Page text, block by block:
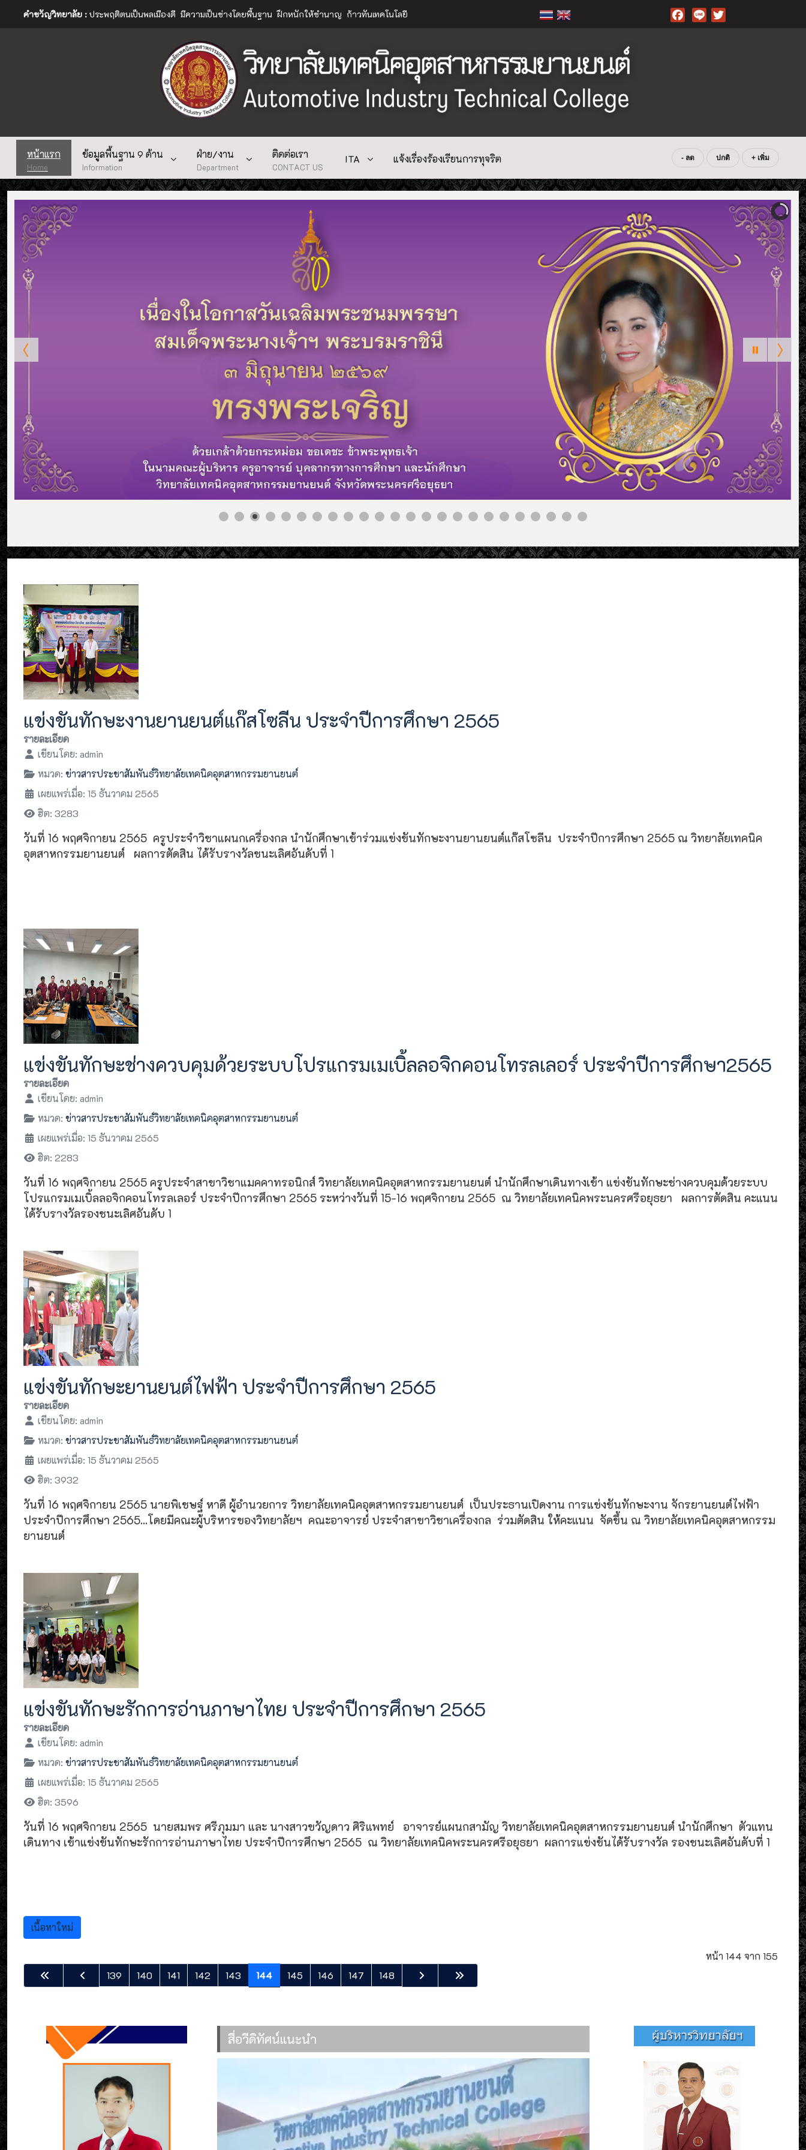
คำขวัญวิทยาลัย : ประพฤติตนเป็นพลเมืองดี มีความเป็นช่างโดยพื้นฐาน ฝึกหนักให้ชำนาญ ก้าวทันเทคโนโลยี
หน้าแรก
Home
ข้อมูลพื้นฐาน 9 ด้าน
Information
ฝ่าย/งาน
Department
ติดต่อเรา
CONTACT US
ITA แจ้งเรื่องร้องเรียนการทุจริต - ลด ปกติ + เพิ่ม
แข่งขันทักษะงานยานยนต์แก๊สโซลีน ประจำปีการศึกษา 2565
รายละเอียด
เขียนโดย: admin
หมวด: ข่าวสารประชาสัมพันธ์วิทยาลัยเทคนิคอุตสาหกรรมยานยนต์
เผยแพร่เมื่อ: 15 ธันวาคม 2565
ฮิต: 3283
วันที่ 16 พฤศจิกายน 2565 ครูประจำวิชาแผนกเครื่องกล นำนักศึกษาเข้าร่วมแข่งขันทักษะงานยานยนต์แก๊สโซลีน ประจำปีการศึกษา 2565 ณ วิทยาลัยเทคนิค
อุตสาหกรรมยานยนต์ ผลการตัดสิน ได้รับรางวัลชนะเลิศอันดับที่ 1
แข่งขันทักษะช่างควบคุมด้วยระบบโปรแกรมเมเบิ้ลลอจิกคอนโทรลเลอร์ ประจำปีการศึกษา2565
รายละเอียด
เขียนโดย: admin
หมวด: ข่าวสารประชาสัมพันธ์วิทยาลัยเทคนิคอุตสาหกรรมยานยนต์
เผยแพร่เมื่อ: 15 ธันวาคม 2565
ฮิต: 2283
วันที่ 16 พฤศจิกายน 2565 ครูประจำสาขาวิชาแมคคาทรอนิกส์ วิทยาลัยเทคนิคอุตสาหกรรมยานยนต์ นำนักศึกษาเดินทางเข้า แข่งขันทักษะช่างควบคุมด้วยระบบ
โปรแกรมเมเบิ้ลลอจิกคอนโทรลเลอร์ ประจำปีการศึกษา 2565 ระหว่างวันที่ 15-16 พฤศจิกายน 2565 ณ วิทยาลัยเทคนิคพระนครศรีอยุธยา ผลการตัดสิน คะแนน
ได้รับรางวัลรองชนะเลิศอันดับ 1
แข่งขันทักษะยานยนต์ไฟฟ้า ประจำปีการศึกษา 2565
รายละเอียด
เขียนโดย: admin
หมวด: ข่าวสารประชาสัมพันธ์วิทยาลัยเทคนิคอุตสาหกรรมยานยนต์
เผยแพร่เมื่อ: 15 ธันวาคม 2565
ฮิต: 3932
วันที่ 16 พฤศจิกายน 2565 นายพิเชษฐ์ หาดี ผู้อำนวยการ วิทยาลัยเทคนิคอุตสาหกรรมยานยนต์ เป็นประธานเปิดงาน การแข่งขันทักษะงาน จักรยานยนต์ไฟฟ้า
ประจำปีการศึกษา 2565...โดยมีคณะผู้บริหารของวิทยาลัยฯ คณะอาจารย์ ประจำสาขาวิชาเครื่องกล ร่วมตัดสิน ให้คะแนน จัดขึ้น ณ วิทยาลัยเทคนิคอุตสาหกรรม
ยานยนต์
แข่งขันทักษะรักการอ่านภาษาไทย ประจำปีการศึกษา 2565
รายละเอียด
เขียนโดย: admin
หมวด: ข่าวสารประชาสัมพันธ์วิทยาลัยเทคนิคอุตสาหกรรมยานยนต์
เผยแพร่เมื่อ: 15 ธันวาคม 2565
ฮิต: 3596
วันที่ 16 พฤศจิกายน 2565 นายสมพร ศรีภุมมา และ นางสาวขวัญดาว ศิริแพทย์ อาจารย์แผนกสามัญ วิทยาลัยเทคนิคอุตสาหกรรมยานยนต์ นำนักศึกษา ตัวแทน
เดินทาง เข้าแข่งขันทักษะรักการอ่านภาษาไทย ประจำปีการศึกษา 2565 ณ วิทยาลัยเทคนิคพระนครศรีอยุธยา ผลการแข่งขันได้รับรางวัล รองชนะเลิศอันดับที่ 1
เนื้อหาใหม่
หน้า 144 จาก 155
139
140 141 142 143 144 145 146 147 148
สื่อวีดิทัศน์แนะนำ